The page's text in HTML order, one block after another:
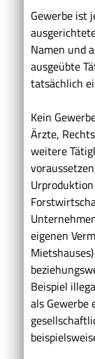
Gewerbe ist
Namen und
ausgeübte
tatsächlich
Kein
Ärzte,
weitere
eigenen
Beispiel
als Gewerbe